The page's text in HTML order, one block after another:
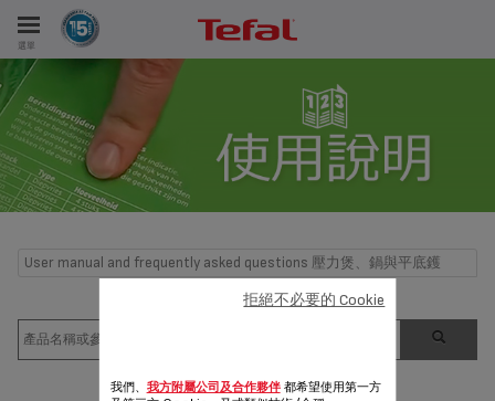
選單
User manual and frequently asked questions 壓力煲、鍋與平底鑊
我們、 我方附屬公司及合作夥伴都希望使用第一方
拒絕不必要的 Cookie